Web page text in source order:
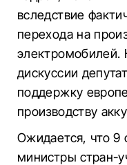
вследствие
перехода на
электромобилей.
дискуссии
поддержку
производству
Ожидается, что 9
министры стран-